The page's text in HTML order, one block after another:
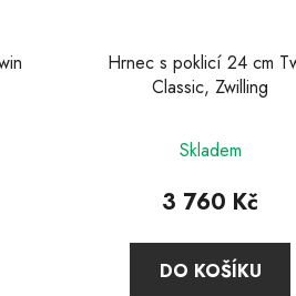
Hrnec s poklicí 24 cm
Classic, Zwilling
hodnocení
produktu
4,9
z
Skladem
3 760 Kč
DO KOŠÍKU